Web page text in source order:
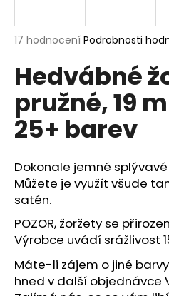
Průměrné
produktu
je
5
hvězdiček.
17 hodnocení Podrobnosti
Hedvábné
pružné, 19
25+ barev
Dokonale jemné
Můžete je využít všude
satén.
POZOR, žoržety se
Výrobce uvádí srážlivost
Máte-li zájem o jiné
hned v další objednávce
j
t
?
HLEDAT
D
o
p
o
r